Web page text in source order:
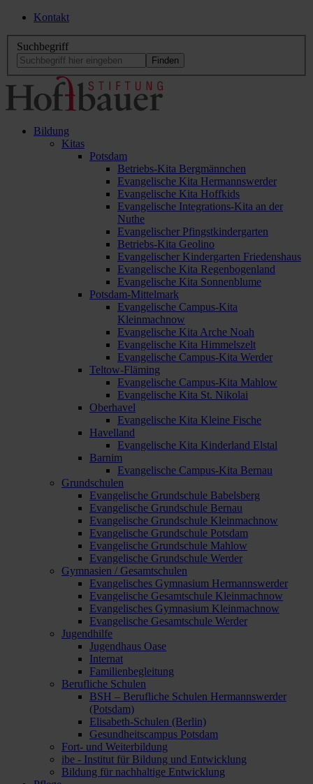
Kontakt
Suchbegriff
Bildung
Kitas
Potsdam
Betriebs-Kita Bergmännchen
Evangelische Kita Hermannswerder
Evangelische Kita Hoffkids
Evangelische Integrations-Kita an der
Nuthe
Evangelischer Pfingstkindergarten
Betriebs-Kita Geolino
Evangelischer Kindergarten Friedenshaus
Evangelische Kita Regenbogenland
Evangelische Kita Sonnenblume
Potsdam-Mittelmark
Evangelische Campus-Kita
Kleinmachnow
Evangelische Kita Arche Noah
Evangelische Kita Himmelszelt
Evangelische Campus-Kita Werder
Teltow-Fläming
Evangelische Campus-Kita Mahlow
Evangelische Kita St. Nikolai
Oberhavel
Evangelische Kita Kleine Fische
Havelland
Evangelische Kita Kinderland Elstal
Barnim
Evangelische Campus-Kita Bernau
Grundschulen
Evangelische Grundschule Babelsberg
Evangelische Grundschule Bernau
Evangelische Grundschule Kleinmachnow
Evangelische Grundschule Potsdam
Evangelische Grundschule Mahlow
Evangelische Grundschule Werder
Gymnasien / Gesamtschulen
Evangelisches Gymnasium Hermannswerder
Evangelische Gesamtschule Kleinmachnow
Evangelisches Gymnasium Kleinmachnow
Evangelische Gesamtschule Werder
Jugendhilfe
Jugendhaus Oase
Internat
Familienbegleitung
Berufliche Schulen
BSH – Berufliche Schulen Hermannswerder
(Potsdam)
Elisabeth-Schulen (Berlin)
Gesundheitscampus Potsdam
Fort- und Weiterbildung
ibe - Institut für Bildung und Entwicklung
Bildung für nachhaltige Entwicklung